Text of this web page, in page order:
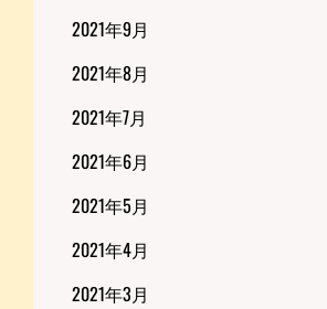
2021年9月
2021年8月
2021年7月
2021年6月
2021年5月
2021年4月
2021年3月